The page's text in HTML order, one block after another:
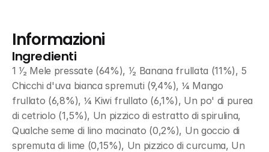
Informazioni
Ingredienti
1 ⅟₂ Mele pressate (64%), ⅟₂ Banana frullata (11%), 5
Chicchi d'uva bianca spremuti (9,4%), ¼ Mango
frullato (6,8%), ¼ Kiwi frullato (6,1%), Un po' di purea
di cetriolo (1,5%), Un pizzico di estratto di spirulina,
Qualche seme di lino macinato (0,2%), Un goccio di
spremuta di lime (0,15%), Un pizzico di curcuma, Un